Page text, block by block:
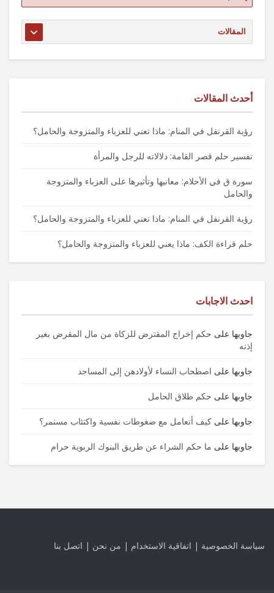
أحدث المقالات
رؤية القرنفل في المنام: ماذا تعني للعزباء والمتزوجة والحامل؟
تفسير حلم قصر القامة: دلالاته للرجل والمرأة
سورة ق في الأحلام: معانيها وتأثيرها على العزباء والمتزوجة
والحامل
رؤية القرنفل في المنام: ماذا تعني للعزباء والمتزوجة والحامل؟
حلم قراءة الكف: ماذا يعني للعزباء والمتزوجة والحامل؟
احدث الاجابات
جاوبها على حكم إخراج المقترض للزكاة من مال المقرض بغير
إذنه
جاوبها على اصطحاب النساء لأولادهن إلى المساجد
جاوبها على حكم طلاق الحامل
جاوبها على كيف أتعامل مع ضغوطات نفسية واكتئاب مستمر؟
جاوبها على ما حكم الشراء عن طريق البنوك الربوية حرام
سياسة الخصوصية | اتفاقية الاستخدام | من نحن | اتصل بنا